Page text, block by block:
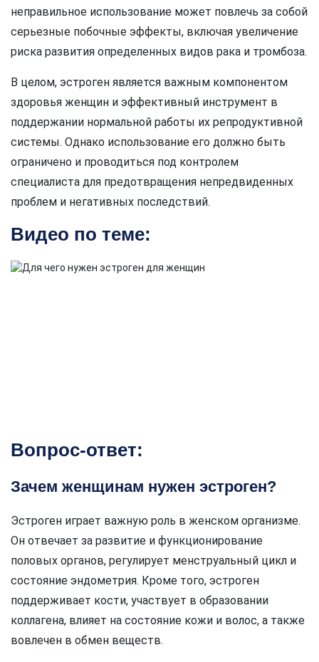
неправильное использование может повлечь за собой
серьезные побочные эффекты, включая увеличение
риска развития определенных видов рака и тромбоза.
В целом, эстроген является важным компонентом
здоровья женщин и эффективный инструмент в
поддержании нормальной работы их репродуктивной
системы. Однако использование его должно быть
ограничено и проводиться под контролем
специалиста для предотвращения непредвиденных
проблем и негативных последствий.
Видео по теме:
Вопрос-ответ:
Зачем женщинам нужен эстроген?
Эстроген играет важную роль в женском организме.
Он отвечает за развитие и функционирование
половых органов, регулирует менструальный цикл и
состояние эндометрия. Кроме того, эстроген
поддерживает кости, участвует в образовании
коллагена, влияет на состояние кожи и волос, а также
вовлечен в обмен веществ.